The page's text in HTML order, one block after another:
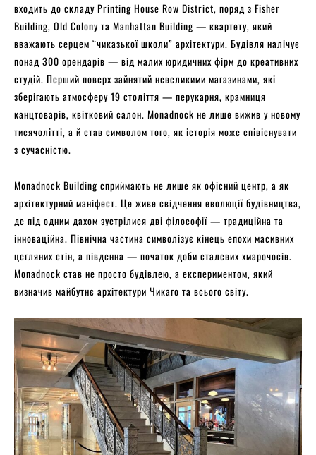
входить до складу Printing House Row District, поряд з Fisher
Building, Old Colony та Manhattan Building — квартету, який
вважають серцем “чиказької школи” архітектури. Будівля налічує
понад 300 орендарів — від малих юридичних фірм до креативних
студій. Перший поверх зайнятий невеликими магазинами, які
зберігають атмосферу 19 століття — перукарня, крамниця
канцтоварів, квітковий салон. Monadnock не лише вижив у новому
тисячолітті, а й став символом того, як історія може співіснувати
з сучасністю.
Monadnock Building сприймають не лише як офісний центр, а як
архітектурний маніфест. Це живе свідчення еволюції будівництва,
де під одним дахом зустрілися дві філософії — традиційна та
інноваційна. Північна частина символізує кінець епохи масивних
цегляних стін, а південна — початок доби сталевих хмарочосів.
Monadnock став не просто будівлею, а експериментом, який
визначив майбутнє архітектури Чикаго та всього світу.